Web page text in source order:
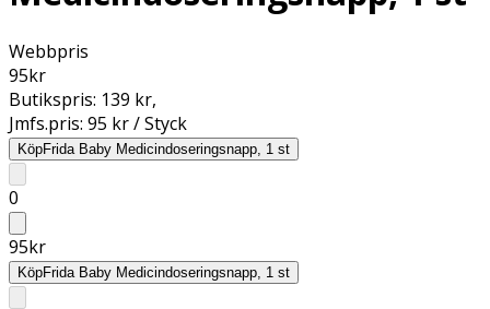
Webbpris
95kr
Butikspris: 139 kr,
Jmfs.pris: 95 kr / Styck
KöpFrida Baby Medicindoseringsnapp, 1 st
0
95kr
KöpFrida Baby Medicindoseringsnapp, 1 st